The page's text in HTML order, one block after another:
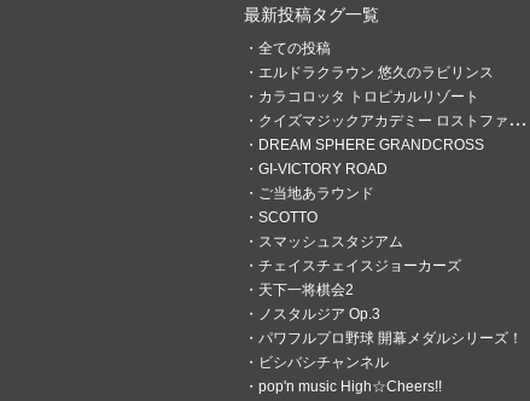
0
excalipur
5分前 フォロー等気軽にど
Iridescent Memories(DPH)ノ
最新投稿タグ一覧
全ての投稿
エルドラクラウン 悠久のラビリンス
カラコロッタ トロピカルリゾート
クイズマジックアカデミー ロストファンタリウム
DREAM SPHERE GRANDCROSS
GI-VICTORY ROAD
ご当地あラウンド
SCOTTO
スマッシュスタジアム
チェイスチェイスジョーカーズ
天下一将棋会2
ノスタルジア Op.3
パワフルプロ野球 開幕メダルシリーズ！
ビシバシチャンネル
pop'n music High☆Cheers!!